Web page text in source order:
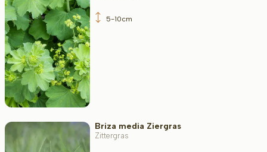
5-10cm
Briza media Ziergras
Zittergras